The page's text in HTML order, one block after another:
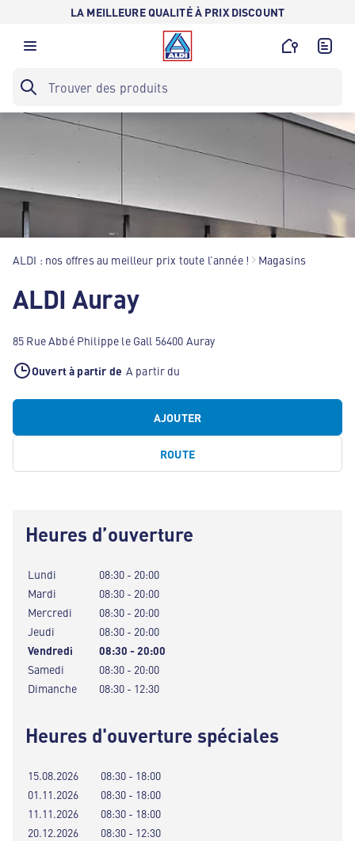
LA MEILLEURE QUALITÉ À PRIX DISCOUNT
ALDI : nos offres au meilleur prix toute l’année ! Magasins
ALDI Auray
85 Rue Abbé Philippe le Gall 56400 Auray
Ouvert à partir de A partir du
AJOUTER
ROUTE
Heures d’ouverture
Lundi
08:30 - 20:00
Mardi
08:30 - 20:00
Mercredi
08:30 - 20:00
Jeudi
08:30 - 20:00
Vendredi
08:30 - 20:00
Samedi
08:30 - 20:00
Dimanche
08:30 - 12:30
Heures d'ouverture spéciales
15.08.2026
08:30 - 18:00
01.11.2026
08:30 - 18:00
11.11.2026
08:30 - 18:00
20.12.2026
08:30 - 12:30